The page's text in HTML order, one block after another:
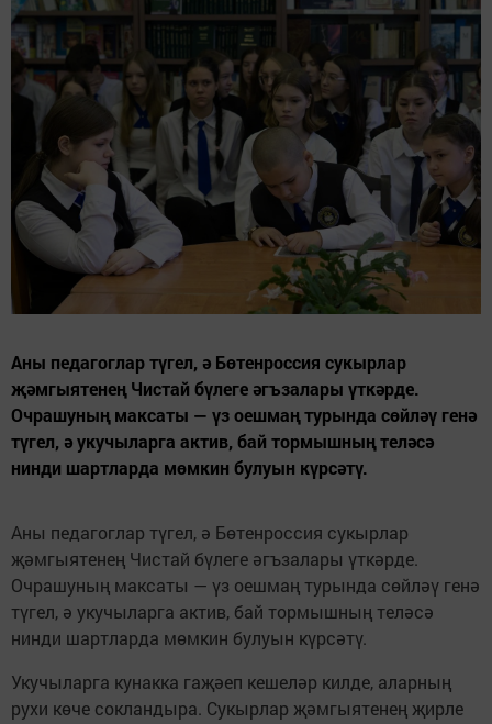
Аны педагоглар түгел, ә Бөтенроссия сукырлар
җәмгыятенең Чистай бүлеге әгъзалары үткәрде.
Очрашуның максаты — үз оешмаң турында сөйләү генә
түгел, ә укучыларга актив, бай тормышның теләсә
нинди шартларда мөмкин булуын күрсәтү.
Аны педагоглар түгел, ә Бөтенроссия сукырлар
җәмгыятенең Чистай бүлеге әгъзалары үткәрде.
Очрашуның максаты — үз оешмаң турында сөйләү генә
түгел, ә укучыларга актив, бай тормышның теләсә
нинди шартларда мөмкин булуын күрсәтү.
Укучыларга кунакка гаҗәеп кешеләр килде, аларның
рухи көче сокландыра. Сукырлар җәмгыятенең җирле